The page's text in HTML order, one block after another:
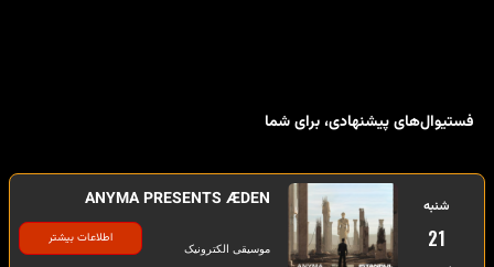
فستیوال‌های پیشنهادی، برای شما
شنبه
21
ANYMA PRESENTS ÆDEN
موسیقی الکترونیک
اطلاعات بیشتر